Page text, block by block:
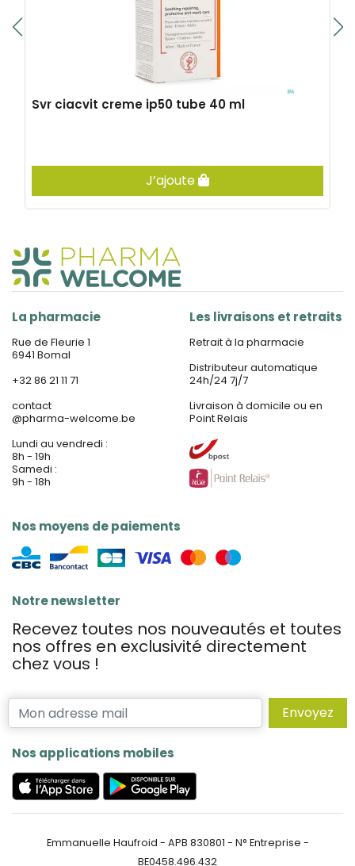
Svr ciacvit creme ip50 tube 40 ml
J’ajoute
La pharmacie
Rue de Fleurie 1
6941 Bomal
+32 86 21 11 71
contact
@pharma-welcome.be
Lundi au vendredi :
8h - 19h
Samedi :
9h - 18h
Nos moyens de paiements
Les livraisons et retraits
Retrait à la pharmacie
Distributeur automatique
24h/24 7j/7
Livraison à domicile ou en
Point Relais
Notre newsletter
Recevez toutes nos nouveautés et toutes
nos offres en exclusivité directement
chez vous !
Envoyez
Nos applications mobiles
Emmanuelle Haufroid - APB 830801 - N° Entreprise -
BE0458.496.432